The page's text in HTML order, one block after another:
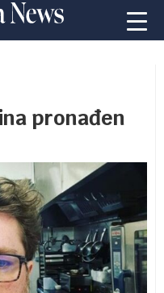
pronađen